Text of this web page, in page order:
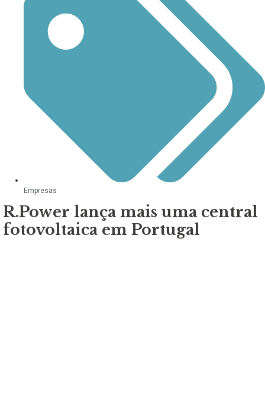
Empresas
R.Power lança mais uma central
fotovoltaica em Portugal